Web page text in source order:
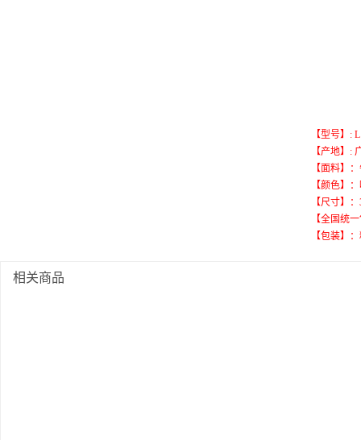
【型号】:
【产地】:
【面料】：
【颜色】：
【尺寸】：
【全国统一售
【包装】：精
相关商品